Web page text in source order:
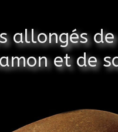
allongés de
et de